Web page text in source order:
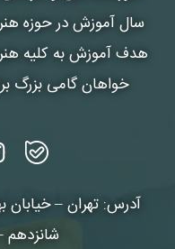
سال آموزش در حوزه
هدف آموزش به کلیه
خواهان گامی بزرگ
آدرس: تهران –
شانزدهم –